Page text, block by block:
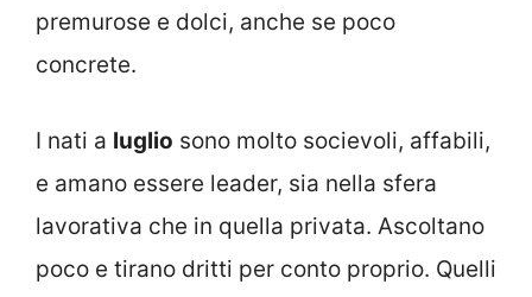
premurose e dolci, anche se poco
concrete.
I nati a luglio sono molto socievoli, affabili,
e amano essere leader, sia nella sfera
lavorativa che in quella privata. Ascoltano
poco e tirano dritti per conto proprio. Quelli